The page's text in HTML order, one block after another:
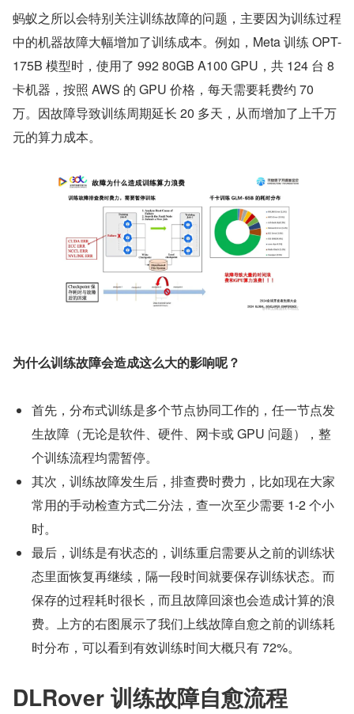
蚂蚁之所以会特别关注训练故障的问题，主要因为训练过程
中的机器故障大幅增加了训练成本。例如，Meta 训练 OPT-
175B 模型时，使用了 992 80GB A100 GPU，共 124 台 8
卡机器，按照 AWS 的 GPU 价格，每天需要耗费约 70
万。因故障导致训练周期延长 20 多天，从而增加了上千万
元的算力成本。
为什么训练故障会造成这么大的影响呢？
首先，分布式训练是多个节点协同工作的，任一节点发
生故障（无论是软件、硬件、网卡或 GPU 问题），整
个训练流程均需暂停。
其次，训练故障发生后，排查费时费力，比如现在大家
常用的手动检查方式二分法，查一次至少需要 1-2 个小
时。
最后，训练是有状态的，训练重启需要从之前的训练状
态里面恢复再继续，隔一段时间就要保存训练状态。而
保存的过程耗时很长，而且故障回滚也会造成计算的浪
费。上方的右图展示了我们上线故障自愈之前的训练耗
时分布，可以看到有效训练时间大概只有 72%。
DLRover 训练故障自愈流程